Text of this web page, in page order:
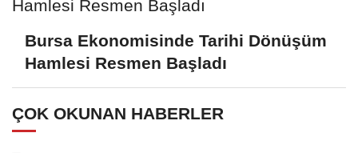
Bursa Ekonomisinde Tarihi Dönüşüm
Hamlesi Resmen Başladı
ÇOK OKUNAN HABERLER